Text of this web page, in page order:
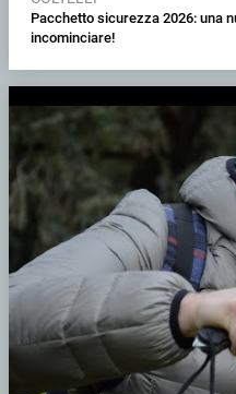
Pacchetto sicurezza 2026: una
incominciare!